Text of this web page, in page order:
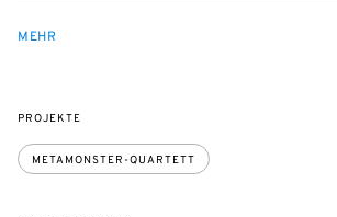
MEHR
PROJEKTE
METAMONSTER-QUARTETT